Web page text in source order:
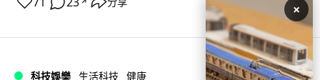
科技娛樂 生活科技 健康
×